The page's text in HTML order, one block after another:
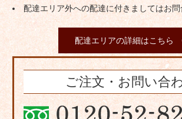
配達エリア外への配達に付きましてはお問
配達エリアの詳細はこちら
ご注文・お問い合